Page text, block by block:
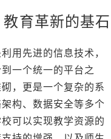
育革新的基石
用先进的信息技术，
一个统一的平台之
，更是一个复杂的系
构、数据安全等多个
可以实现教学资源的